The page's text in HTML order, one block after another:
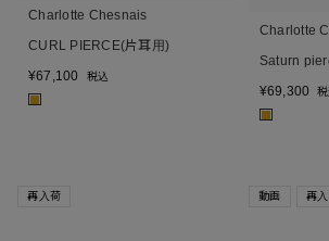
Charlotte Chesnais
CURL PIERCE(片耳用)
¥67,100 税込
■
Charlotte
Saturn
¥69,300
再入荷 動画 再